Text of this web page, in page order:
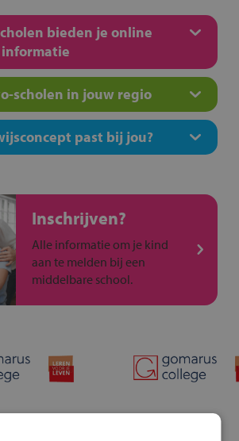
bieden je online
scholen in jouw regio
past bij jou?
Inschrijven?
Alle informatie om je kind
aan te melden bij een
middelbare school.